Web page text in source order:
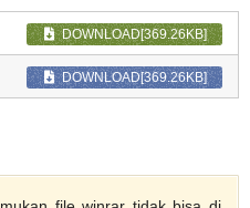
DOWNLOAD[369.26KB]
DOWNLOAD[369.26KB]